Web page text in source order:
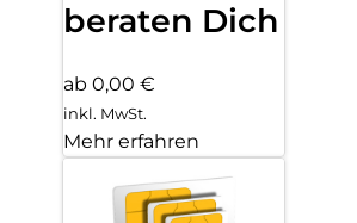
beraten Dich
ab 0,00 €
inkl. MwSt.
Mehr erfahren